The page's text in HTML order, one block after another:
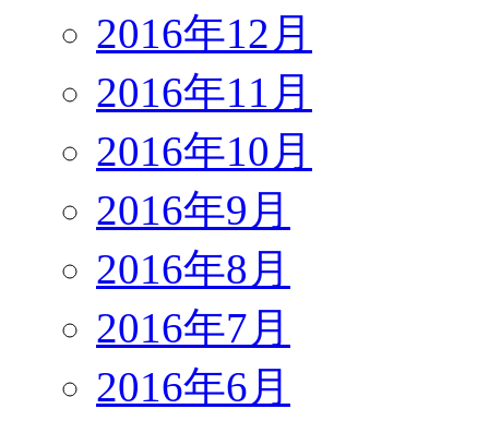
2016年12月
2016年11月
2016年10月
2016年9月
2016年8月
2016年7月
2016年6月